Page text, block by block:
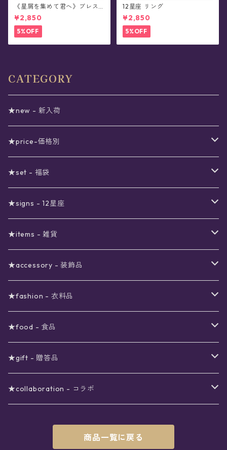
《星屑を集めて君へ》ブレス
レット(全2色)
¥2,850
5%OFF
12星座 リング
¥2,850
5%OFF
CATEGORY
★new - 新入荷
★price-価格別
セール
真夜中のSALE
予約限定SALE
〜1000円
〜2000円
〜3000円
〜4000円
〜5000円
〜6000円
〜7000円
★set - 福袋
12星座福袋
星の市福袋
★signs - 12星座
12星座ギフトセット
★items - 雑貨
ステーショナリー
ギフトボックス
ノート
メイクアップ
ネイルカラー
アロマスプレー
ポーチ
夜空の星月
扇子(うちわ)
インテリア
★accessory - 装飾品
ピアス
星
月
イヤリング
星
月
ネックレス
星
チョーカー
★fashion - 衣料品
ワンピース
スター
フラワー
トップス
ブラウス
ボトムス
レックウォーマー
★food - 食品
珈琲
紅茶
★gift - 贈答品
ラッピング用オプション
★collaboration - コラボ
商品一覧に戻る